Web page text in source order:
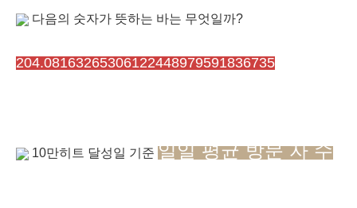
다음의 숫자가 뜻하는 바는 무엇일까?
204.08163265306122448979591836735
10만히트 달성일 기준 일일 평균 방문 자 수